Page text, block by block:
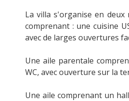
La villa s'organise en
comprenant : une cuisine
avec de larges ouvertures
Une aile parentale
WC, avec ouverture sur la
Une aile comprenant un